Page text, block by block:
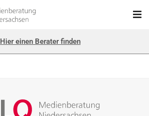
Hier einen Berater finden